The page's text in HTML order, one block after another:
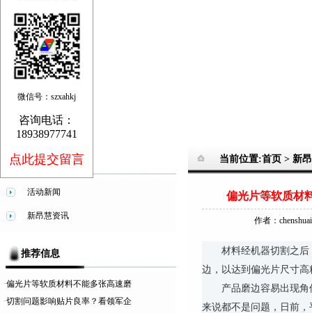
微信号：szxahkj
咨询电话：
18938977741
点此提交留言 当前位置:首页 > 新
偏光片等软质材
作者：
材料经机器切割之
边，以达到偏光片尺寸
产品磨边容易出现
来说都不是问题，日前
新闻动态
活动新闻
新昂慧资讯
推荐信息
·偏光片等软质材料不能多张高速磨
·切割问题影响贴片良率？看领军企